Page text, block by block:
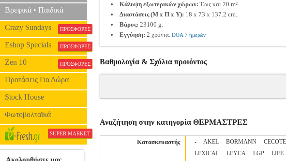
Βρεφικά • Παιδικά
Crazy Sundays ΠΡΟΣΦΟΡΕΣ
Eshop Specials ΠΡΟΣΦΟΡΕΣ
Zen 10 ΠΡΟΣΦΟΡΕΣ
Προτάσεις Για Δώρα
Stock House
Φωτοβολταϊκά
SUPER MARKET
Κάλυψη εξωτερικών χώρων: Έως και 20 m².
Διαστάσεις (Μ x Π x Υ): 18 x 73 x 137.2 cm.
Βάρος: 23100 g.
Εγγύηση: 2 χρόνια. DOA 7 ημερών
Βαθμολογία & Σχόλια προιόντος
Αναζήτηση στην κατηγορία ΘΕΡΜΑΣΤΡΕΣ
Κατασκευαστής - AKEL BORMANN
LEXICAL
LEYCA LGP LIFE